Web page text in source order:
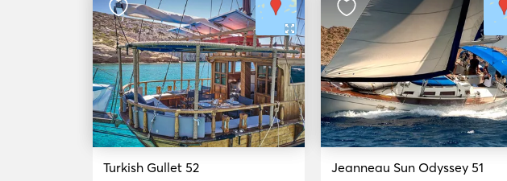
Turkish Gullet 52 Jeanneau Sun Odyssey 51